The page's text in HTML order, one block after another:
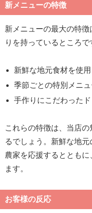
新メニューの特徴
新メニューの最大の特
りを持っているところで
新鮮な地元食材を使用
季節ごとの特別メニュ
手作りにこだわったド
これらの特徴は、当店
るでしょう。新鮮な地
農家を応援するととも
ます。
お客様の反応